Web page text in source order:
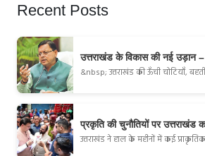
Recent Posts
उत्तराखंड के विकास की नई उड़ान
&nbsp; उत्तराखंड की ऊँची चोटियाँ,
प्रकृति की चुनौतियों पर उत्तराखंड
उत्तराखंड ने हाल के महीनों में कई